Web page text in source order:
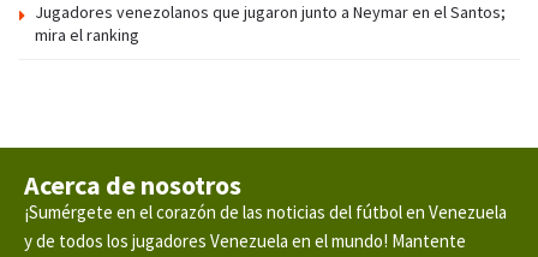
Jugadores venezolanos que jugaron junto a Neymar en el Santos;
mira el ranking
Acerca de nosotros
¡Sumérgete en el corazón de las noticias del fútbol en Venezuela
y de todos los jugadores Venezuela en el mundo! Mantente